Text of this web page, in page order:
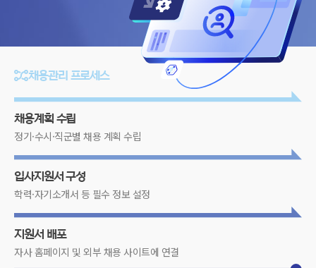
채용관리 프로세스
채용계획 수립
정기·수시·직군별 채용 계획 수립
입사지원서 구성
학력·자기소개서 등 필수 정보 설정
지원서 배포
자사 홈페이지 및 외부 채용 사이트에 연결